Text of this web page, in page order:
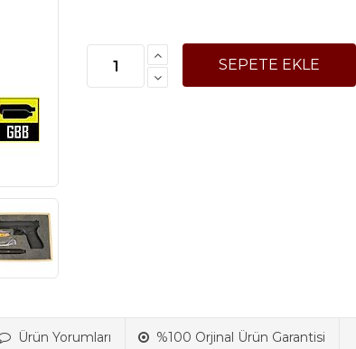
Ürün Yorumları %100 Orjinal Ürün Garantisi